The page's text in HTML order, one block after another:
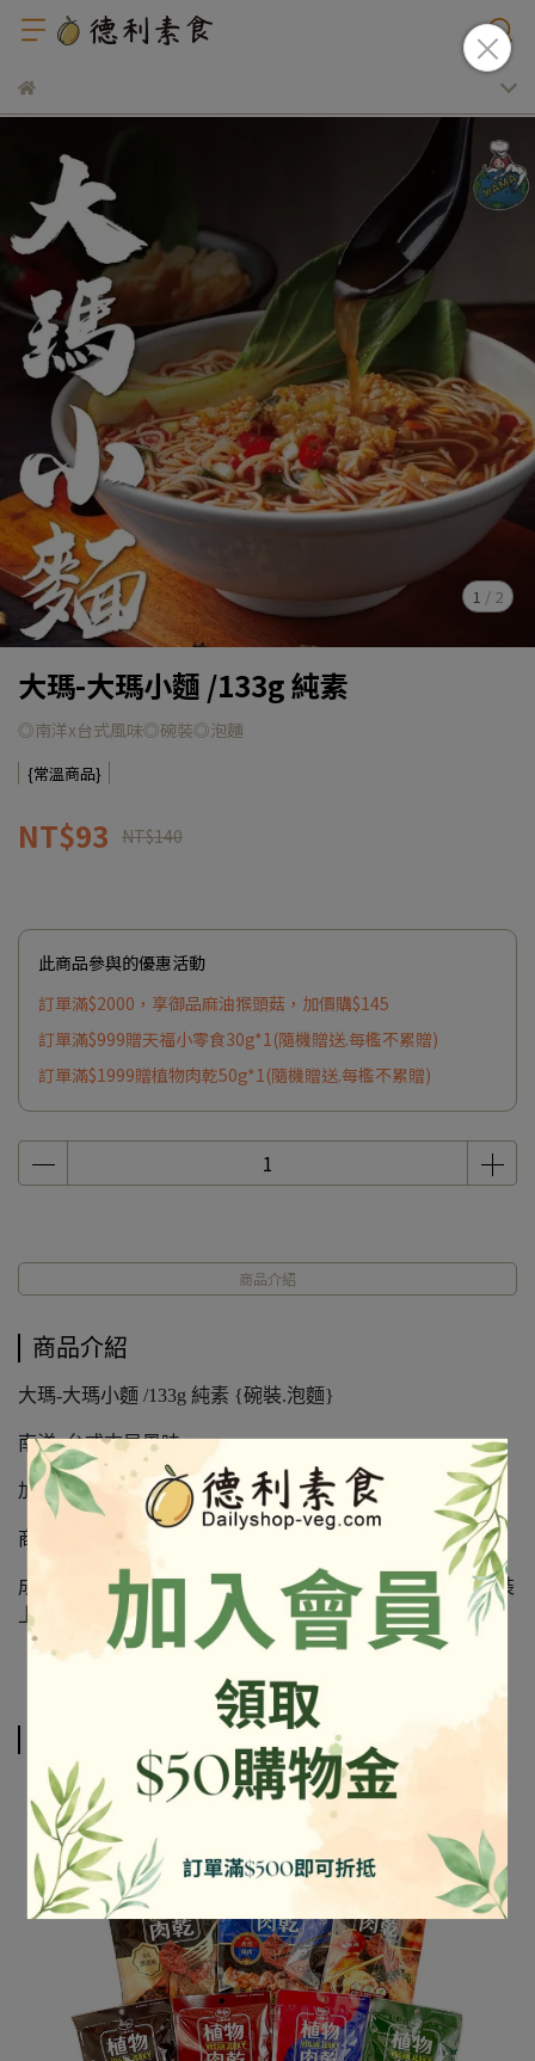
1 / 2
大瑪-大瑪小麵 /133g 純素
◎南洋x台式風味◎碗裝◎泡麵
{常溫商品}
NT$93 NT$140
此商品參與的優惠活動
訂單滿$2000，享御品麻油猴頭菇，加價購$145
訂單滿$999贈天福小零食30g*1(隨機贈送.每檻不累贈)
訂單滿$1999贈植物肉乾50g*1(隨機贈送.每檻不累贈)
商品介紹
商品介紹
大瑪-大瑪小麵 /133g 純素 {碗裝.泡麵}
南洋x台式古早風味
加上特殊Q彈麵體
商品照出自官網
成份及營養標示如圖所示，若與圖片有差異時，以實際包裝
上標示為準